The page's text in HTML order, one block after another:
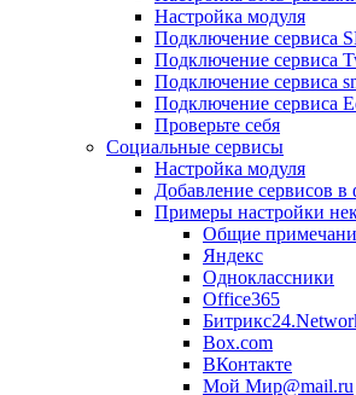
Настройка модуля
Подключение сервиса
Подключение сервиса
Подключение сервиса
Подключение сервиса
Проверьте себя
Социальные сервисы
Настройка модуля
Добавление сервисов
Примеры настройки
Общие
Яндекс
Одноклассники
Office365
Box.com
ВКонтакте
Мой Мир@mail.ru